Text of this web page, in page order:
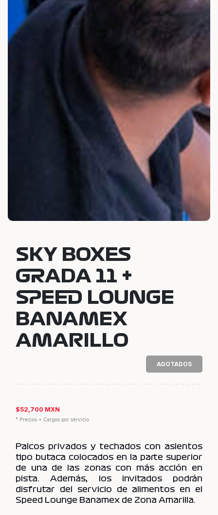
SKY BOXES
GRADA 11 +
SPEED LOUNGE
BANAMEX
AMARILLO
AGOTADOS
$52,700 MXN
* Precios + Cargos por servicio
Palcos privados y techados con asientos
tipo butaca colocados en la parte superior
de una de las zonas con más acción en
pista. Además, los invitados podrán
disfrutar del servicio de alimentos en el
Speed Lounge Banamex de Zona Amarilla.